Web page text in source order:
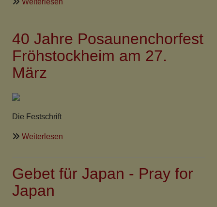
der
40 Jahre Posaunenchorfest
Fröhstockheim am 27.
März
Die Festschrift
Weiterlesen
Posaunenchorfest
Fröhstockheim
Gebet für Japan - Pray for
Japan